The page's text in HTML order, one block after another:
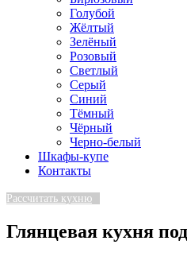
Голубой
Жёлтый
Зелёный
Розовый
Светлый
Серый
Синий
Тёмный
Чёрный
Черно-белый
Шкафы-купе
Контакты
Рассчитать кухню
Глянцевая кухня